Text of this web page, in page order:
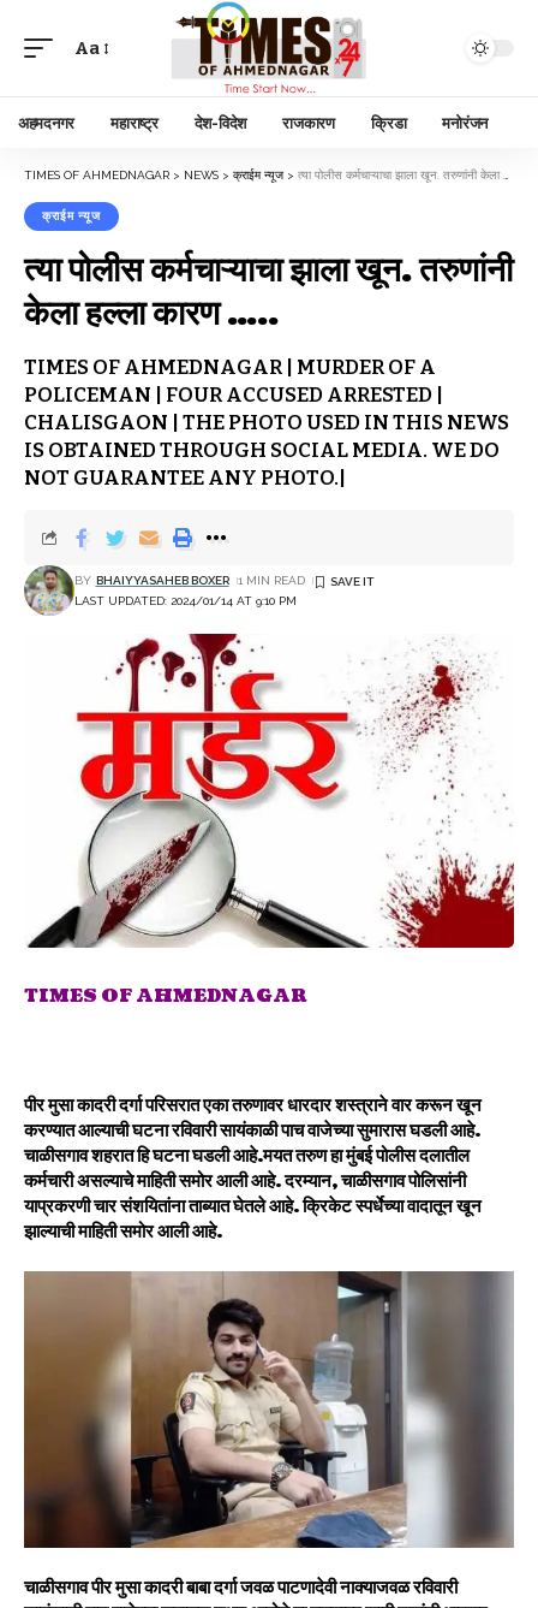
Aa
अहमदनगर महाराष्ट्र देश-विदेश राजकारण क्रिडा मनोरंजन
TIMES OF AHMEDNAGAR > NEWS > क्राईम न्यूज > त्या पोलीस कर्मचाऱ्याचा झाला खून. तरुणांनी केला हल्ला कारण …..
क्राईम न्यूज
त्या पोलीस कर्मचाऱ्याचा झाला खून. तरुणांनी
केला हल्ला कारण …..
TIMES OF AHMEDNAGAR | MURDER OF A
POLICEMAN | FOUR ACCUSED ARRESTED |
CHALISGAON | THE PHOTO USED IN THIS NEWS
IS OBTAINED THROUGH SOCIAL MEDIA. WE DO
NOT GUARANTEE ANY PHOTO.|
LAST UPDATED: 2024/01/14 AT 9:10 PM
BY BHAIYYASAHEB BOXER 1 MIN READ
TIMES OF AHMEDNAGAR
पीर मुसा कादरी दर्गा परिसरात एका तरुणावर धारदार शस्त्राने वार करून खून
करण्यात आल्याची घटना रविवारी सायंकाळी पाच वाजेच्या सुमारास घडली आहे.
चाळीसगाव शहरात हि घटना घडली आहे.मयत तरुण हा मुंबई पोलीस दलातील
कर्मचारी असल्याचे माहिती समोर आली आहे. दरम्यान, चाळीसगाव पोलिसांनी
याप्रकरणी चार संशयितांना ताब्यात घेतले आहे. क्रिकेट स्पर्धेच्या वादातून खून
झाल्याची माहिती समोर आली आहे.
चाळीसगाव पीर मुसा कादरी बाबा दर्गा जवळ पाटणादेवी नाक्याजवळ रविवारी